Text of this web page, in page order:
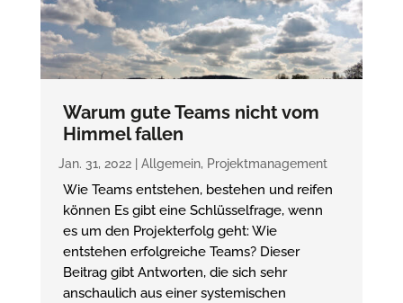
Warum gute Teams nicht vom
Himmel fallen
Jan. 31, 2022| Allgemein, Projektmanagement
Wie Teams entstehen, bestehen und reifen
können Es gibt eine Schlüsselfrage, wenn
es um den Projekterfolg geht: Wie
entstehen erfolgreiche Teams? Dieser
Beitrag gibt Antworten, die sich sehr
anschaulich aus einer systemischen